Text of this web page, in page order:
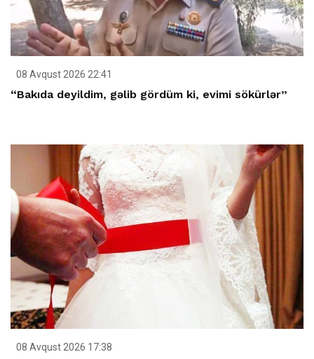
08 Avqust 2026 22:41
“Bakıda deyildim, gəlib gördüm ki, evimi sökürlər”
08 Avqust 2026 17:38